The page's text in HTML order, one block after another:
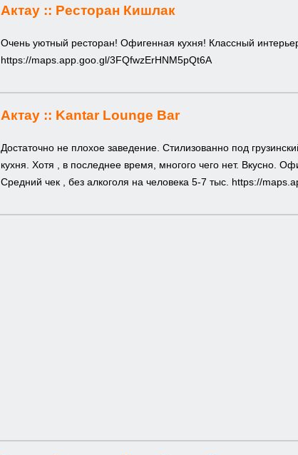
Актау :: Ресторан Кишлак
Очень уютный ресторан! Офигенная кухня! Классный
https://maps.app.goo.gl/3FQfwzErHNM5pQt6A
Актау :: Kantar Lounge Bar
Достаточно не плохое заведение. Стилизованно под
кухня. Хотя , в последнее время, многого чего нет. Вкусно.
Средний чек , без алкоголя на человека 5-7 тыс. https://